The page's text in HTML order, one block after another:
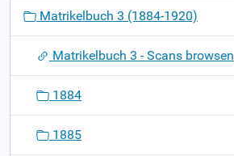
o
Matrikelbuch 3 (1884-1920)
Matrikelbuch 3 - Scans browsen
1884
1885